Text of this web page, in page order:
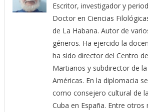
Escritor, investigador y
Doctor en Ciencias
de La Habana. Autor de
géneros. Ha ejercido la
ha sido director del Centro
Martianos y subdirector de
Américas. En la diplomacia
como consejero cultural de
Cuba en España. Entre